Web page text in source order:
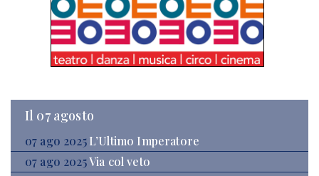
Il 07 agosto
07 ago 2025 L’Ultimo Imperatore
07 ago 2025Via col veto